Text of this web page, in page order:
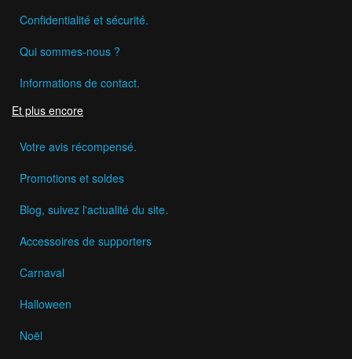
Confidentialité et sécurité.
Qui sommes-nous ?
Informations de contact.
Et plus encore
Votre avis récompensé.
Promotions et soldes
Blog, suivez l'actualité du site.
Accessoires de supporters
Carnaval
Halloween
Noël